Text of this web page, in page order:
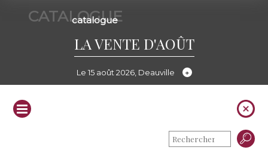
CATALOGUE
catalogue
LA VENTE D'AOÛT
Le 15 août 2026, Deauville